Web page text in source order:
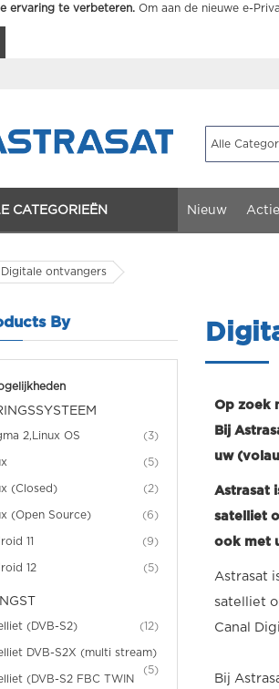
ervaring te verbeteren. Om aan de nieuwe e-
CATEGORIEËN Nieuw
Digitale ontvangers
Op zoek
Bij
uw
Astrasat
satelliet
ook met
Astrasat
satelliet
Canal
Bij
By
2,Linux OS 3item
5item
(Closed) 2item
(Open Source) 6item
11 9item
12 5item
(DVB-S2) 12item
DVB-S2X (multi stream)
5item
(DVB-S2 FBC TWIN